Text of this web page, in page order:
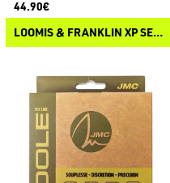
44.90€
LOOMIS & FRANKLIN XP SENSE EURONYMPH